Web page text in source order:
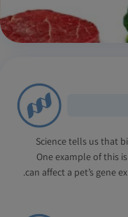
Science tells us that
One example of this
can affect a pet’s gene